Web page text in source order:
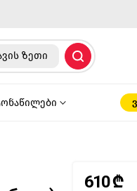
ზეთი
610 ₾